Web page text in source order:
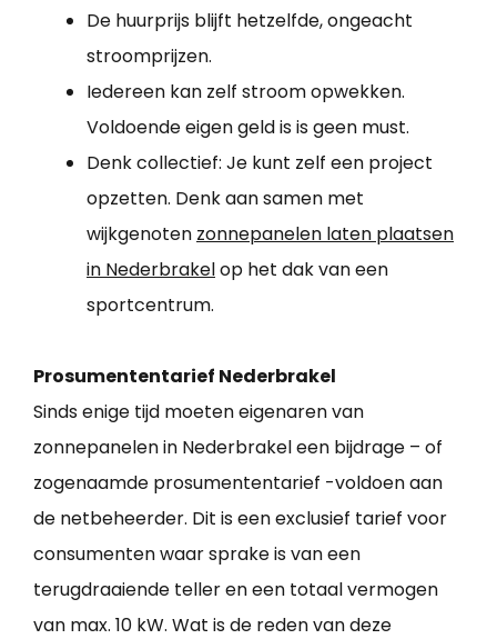
De huurprijs blijft hetzelfde, ongeacht
stroomprijzen.
Iedereen kan zelf stroom opwekken.
Voldoende eigen geld is is geen must.
Denk collectief: Je kunt zelf een project
opzetten. Denk aan samen met
wijkgenoten zonnepanelen laten plaatsen
in Nederbrakelop het dak van een
sportcentrum.
Prosumententarief Nederbrakel
Sinds enige tijd moeten eigenaren van
zonnepanelen in Nederbrakel een bijdrage – of
zogenaamde prosumententarief -voldoen aan
de netbeheerder. Dit is een exclusief tarief voor
consumenten waar sprake is van een
terugdraaiende teller en een totaal vermogen
van max. 10 kW. Wat is de reden van deze